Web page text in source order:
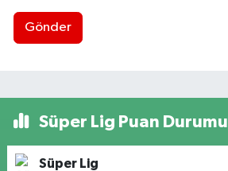
Gönder
Süper Lig Puan Durumu
Süper Lig